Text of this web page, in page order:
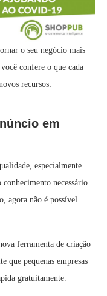
o seu negócio mais
confere o que cada
recursos:
em
especialmente
necessário
agora não é possível
ferramenta de criação
que pequenas empresas
gratuitamente.